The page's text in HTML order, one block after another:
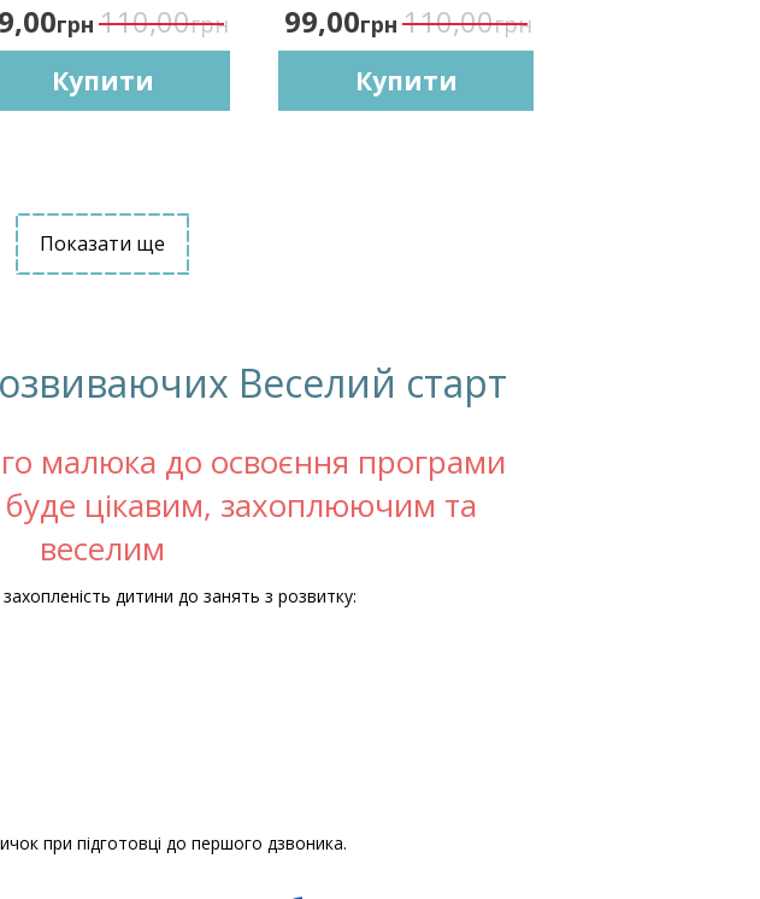
грн 110,00грн
Купити
99,00грн 110,00грн
Купити
Показати ще
Веселий старт
малюка до освоєння програми
буде цікавим, захоплюючим та
веселим
дитини до занять з розвитку:
при підготовці до першого дзвоника.